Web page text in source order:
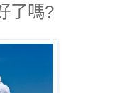
了嗎?